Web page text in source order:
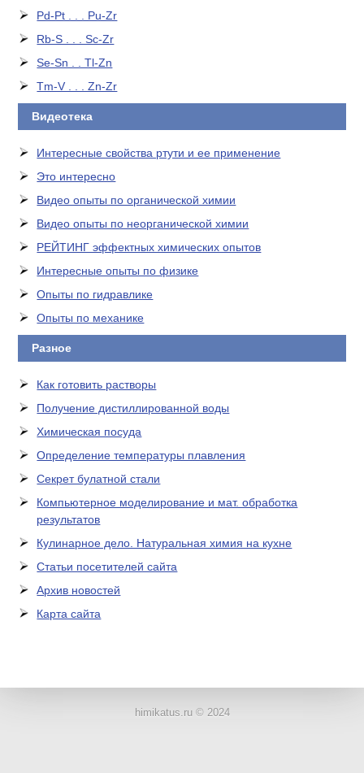
Pd-Pt . . . Pu-Zr
Rb-S . . . Sc-Zr
Se-Sn . . Tl-Zn
Tm-V . . . Zn-Zr
Видеотека
Интересные свойства ртути и ее применение
Это интересно
Видео опыты по органической химии
Видео опыты по неорганической химии
РЕЙТИНГ эффектных химических опытов
Интересные опыты по физике
Опыты по гидравлике
Опыты по механике
Разное
Как готовить растворы
Получение дистиллированной воды
Химическая посуда
Определение температуры плавления
Секрет булатной стали
Компьютерное моделирование и мат. обработка
результатов
Кулинарное дело. Натуральная химия на кухне
Статьи посетителей сайта
Архив новостей
Карта сайта
himikatus.ru © 2024